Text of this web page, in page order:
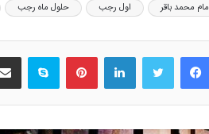
محمد باقر اول رجب حلول ماه رجب
فیس بوک لینکدین ‫پین‌ترست اسکایپ
اربعین
علیه